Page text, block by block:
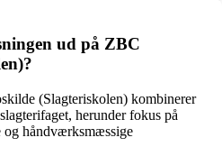
ud på ZBC
(Slagteriskolen) kombinerer
herunder fokus på
og håndværksmæssige